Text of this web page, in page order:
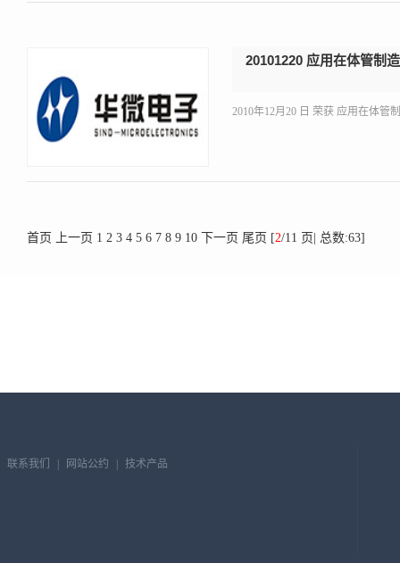
20101220 应用在体管制
2010年12月20 日 荣获 应用在体管
首页 上一页 1 2 3 4 5 6 7 8 9 10 下一页 尾页 [2/11 页| 总数:63]
联系我们 网站公约 技术产品